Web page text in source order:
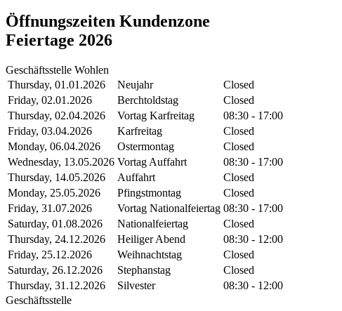
Öffnungszeiten Kundenzone
Feiertage 2026
Geschäftsstelle Wohlen
Thursday, 01.01.2026
Neujahr
Closed
Friday, 02.01.2026
Berchtoldstag
Closed
Thursday, 02.04.2026
Vortag Karfreitag
08:30 - 17:00
Friday, 03.04.2026
Karfreitag
Closed
Monday, 06.04.2026
Ostermontag
Closed
Wednesday, 13.05.2026 Vortag Auffahrt
08:30 - 17:00
Thursday, 14.05.2026
Auffahrt
Closed
Monday, 25.05.2026
Pfingstmontag
Closed
Friday, 31.07.2026
Vortag Nationalfeiertag 08:30 - 17:00
Saturday, 01.08.2026
Nationalfeiertag
Closed
Thursday, 24.12.2026
Heiliger Abend
08:30 - 12:00
Friday, 25.12.2026
Weihnachtstag
Closed
Saturday, 26.12.2026
Stephanstag
Closed
Thursday, 31.12.2026
Silvester
08:30 - 12:00
Geschäftsstelle